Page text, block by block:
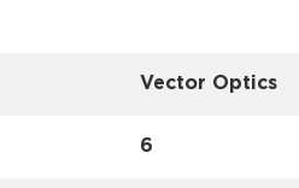
Vector Optics
6